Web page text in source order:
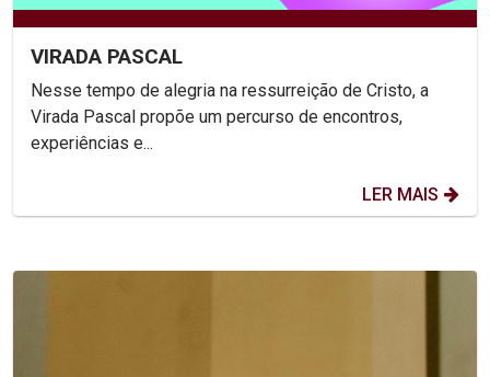
VIRADA PASCAL
Nesse tempo de alegria na ressurreição de Cristo, a
Virada Pascal propõe um percurso de encontros,
experiências e...
LER MAIS